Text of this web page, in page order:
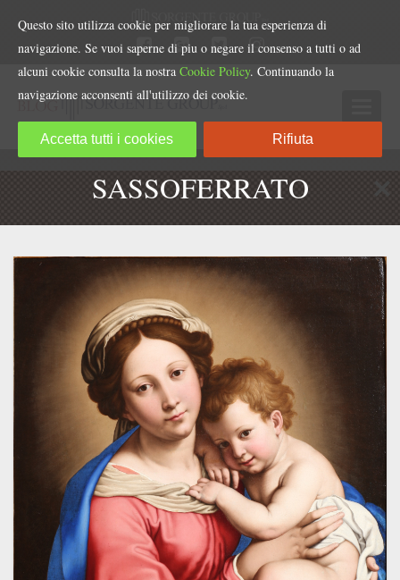
SASSOFERRATO
Questo sito utilizza cookie per migliorare la tua esperienza di
navigazione. Se vuoi saperne di piu o negare il consenso a tutti o ad
alcuni cookie consulta la nostra Cookie Policy. Continuando la
navigazione acconsenti all'utilizzo dei cookie.
Accetta tutti i cookies Rifiuta